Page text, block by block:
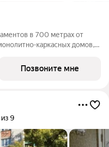
каркасных домов,
подать. 5
Позвоните мне
9